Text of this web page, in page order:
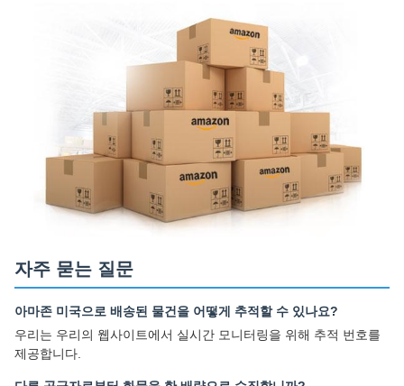
자주 묻는 질문
아마존 미국으로 배송된 물건을 어떻게 추적할 수 있나요?
우리는 우리의 웹사이트에서 실시간 모니터링을 위해 추적 번호를
제공합니다.